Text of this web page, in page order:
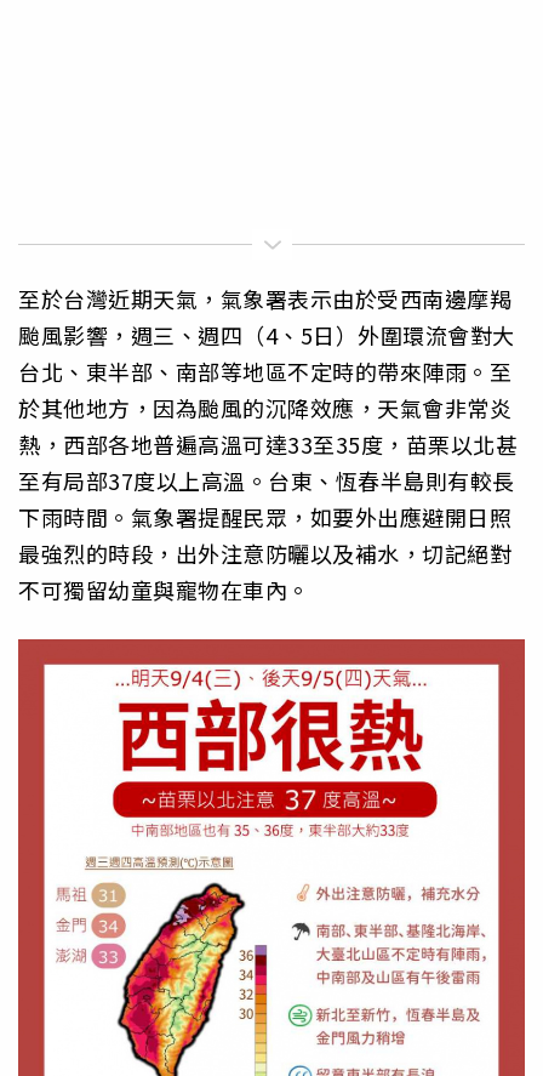
至於台灣近期天氣，氣象署表示由於受西南邊摩羯
颱風影響，週三、週四（4、5日）外圍環流會對大
台北、東半部、南部等地區不定時的帶來陣雨。至
於其他地方，因為颱風的沉降效應，天氣會非常炎
熱，西部各地普遍高溫可達33至35度，苗栗以北甚
至有局部37度以上高溫。台東、恆春半島則有較長
下雨時間。氣象署提醒民眾，如要外出應避開日照
最強烈的時段，出外注意防曬以及補水，切記絕對
不可獨留幼童與寵物在車內。